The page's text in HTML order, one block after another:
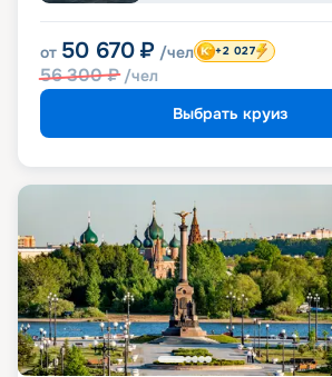
от 50 670 ₽ /чел
56 300₽ /чел
+2 027
Выбрать круиз